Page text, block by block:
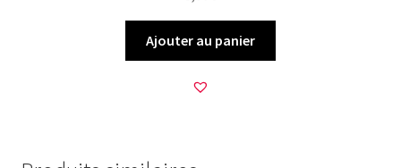
Ajouter au panier